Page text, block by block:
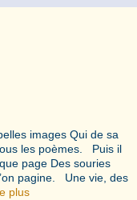
images Qui de sa
les poèmes. Puis il
page Des souries
pagine. Une vie, des
plus